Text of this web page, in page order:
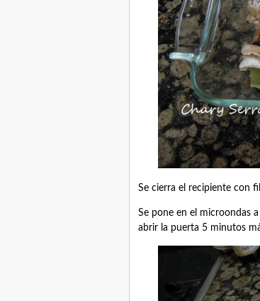
Se cierra el recipiente con
Se pone en el microondas
abrir la puerta 5 minutos